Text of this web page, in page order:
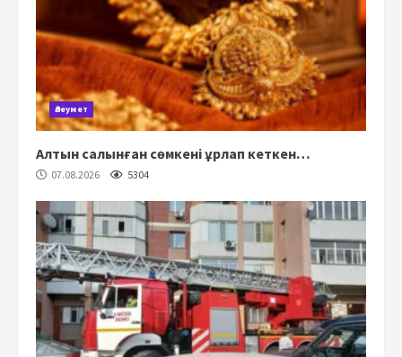
Әлеумет
Алтын салынған сөмкені ұрлап кеткен…
07.08.2026 5304